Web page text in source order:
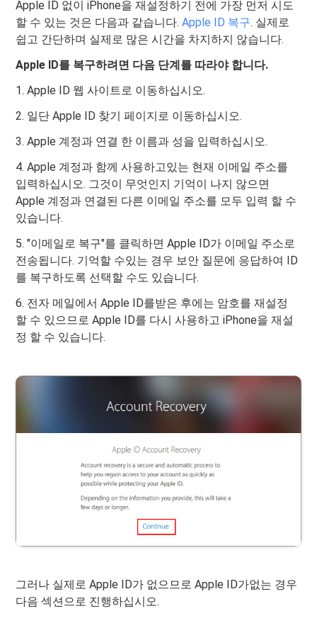
Apple ID 없이 iPhone을 재설정하기 전에 가장 먼저 시도
할 수 있는 것은 다음과 같습니다.Apple ID 복구. 실제로
쉽고 간단하며 실제로 많은 시간을 차지하지 않습니다.
Apple ID를 복구하려면 다음 단계를 따라야 합니다.
1. Apple ID 웹 사이트로 이동하십시오.
2. 일단 Apple ID 찾기 페이지로 이동하십시오.
3. Apple 계정과 연결 한 이름과 성을 입력하십시오.
4. Apple 계정과 함께 사용하고있는 현재 이메일 주소를
입력하십시오. 그것이 무엇인지 기억이 나지 않으면
Apple 계정과 연결된 다른 이메일 주소를 모두 입력 할 수
있습니다.
5. "이메일로 복구"를 클릭하면 Apple ID가 이메일 주소로
전송됩니다. 기억할 수있는 경우 보안 질문에 응답하여 ID
를 복구하도록 선택할 수도 있습니다.
6. 전자 메일에서 Apple ID를받은 후에는 암호를 재설정
할 수 있으므로 Apple ID를 다시 사용하고 iPhone을 재설
정 할 수 있습니다.
그러나 실제로 Apple ID가 없으므로 Apple ID가없는 경우
다음 섹션으로 진행하십시오.